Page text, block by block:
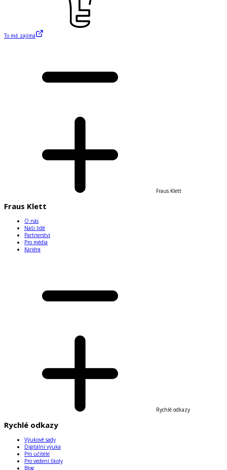
To mě zajímá
Fraus Klett
Fraus Klett
O nás
Naši lidé
Partnerství
Pro média
Kariéra
Rychlé odkazy
Rychlé odkazy
Výukové sady
Digitální výuka
Pro učitele
Pro vedení školy
Blog